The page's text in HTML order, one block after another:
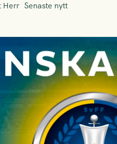
Herr Senaste nytt